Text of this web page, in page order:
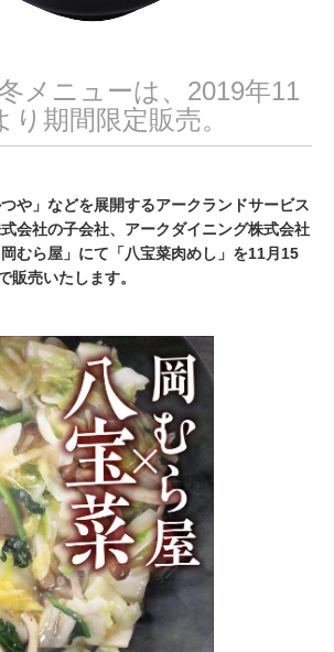
メニューは、2019年11
り期間限定販売。
や」などを展開するアークランドサービス
会社の子会社、アークダイニング株式会社
むら屋」にて「八宝菜肉めし」を11月15
販売いたします。